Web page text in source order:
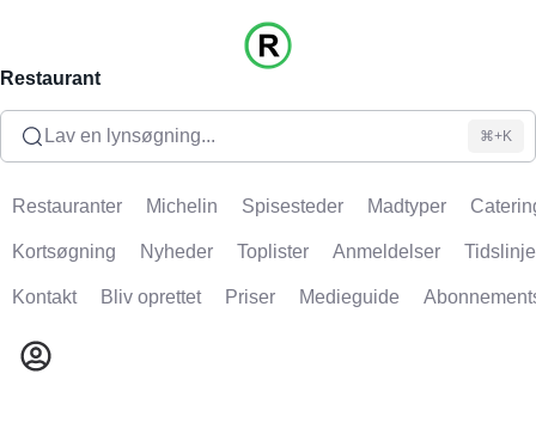
Restaurant
Lav en lynsøgning... ⌘+K
Restauranter Michelin Spisesteder Madtyper
Kortsøgning Nyheder Toplister Anmeldelser Tidslinje
Kontakt Bliv oprettet Priser Medieguide